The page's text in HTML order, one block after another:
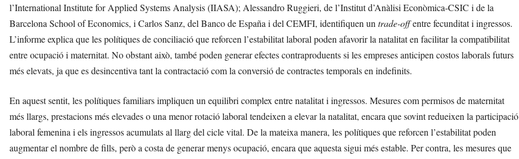
l’International Institute for Applied Systems Analysis (IIASA); Alessandro Ruggieri, de l’Institut d’Anàlisi Econòmica-CSIC i de la
Barcelona School of Economics, i Carlos Sanz, del Banco de España i del CEMFI, identifiquen un trade-offentre fecunditat i ingressos.
L’informe explica que les polítiques de conciliació que reforcen l’estabilitat laboral poden afavorir la natalitat en facilitar la compatibilitat
entre ocupació i maternitat. No obstant això, també poden generar efectes contraproduents si les empreses anticipen costos laborals futurs
més elevats, ja que es desincentiva tant la contractació com la conversió de contractes temporals en indefinits.
En aquest sentit, les polítiques familiars impliquen un equilibri complex entre natalitat i ingressos. Mesures com permisos de maternitat
més llargs, prestacions més elevades o una menor rotació laboral tendeixen a elevar la natalitat, encara que sovint redueixen la participació
laboral femenina i els ingressos acumulats al llarg del cicle vital. De la mateixa manera, les polítiques que reforcen l’estabilitat poden
augmentar el nombre de fills, però a costa de generar menys ocupació, encara que aquesta sigui més estable. Per contra, les mesures que